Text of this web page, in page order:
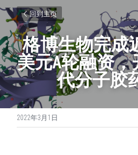
回到主页
格博生物完成
美元A轮融资
代分子胶
2022年3月1日